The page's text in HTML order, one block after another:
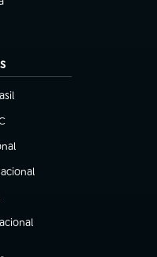
aba)
nova aba)
aba)
aba)
nova aba)